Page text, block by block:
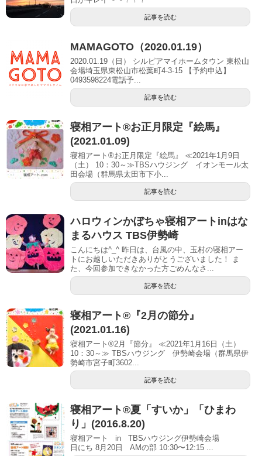
記事を読む
MAMAGOTO（2020.01.19）
2020.01.19（日） シルピアマイホームタウン 東松山
会場埼玉県東松山市松葉町4-3-15 【予約申込】
0493598224電話予...
記事を読む
寝相アート®お正月限定『絵馬』
(2021.01.09)
寝相アート®お正月限定『絵馬』 ≪2021年1月9日
（土） 10：30～≫TBSハウジング イオンモール太
田会場（群馬県太田市下小...
記事を読む
ハロウィンかぼちゃ寝相アートinはな
まるハウス TBS伊勢崎
こんにちは^_^ 昨日は、台風の中、玉村の寝相アー
トにお越しいただきありがとうございました！ ま
た、今回参加できなかった方ごめんなさ...
記事を読む
寝相アート®『2月の節分』
(2021.01.16)
寝相アート®2月『節分』 ≪2021年1月16日（土）
10：30～≫ TBSハウジング 伊勢崎会場（群馬県伊
勢崎市宮子町3602...
記事を読む
寝相アート®夏「すいか」「ひまわ
り」(2016.8.20)
寝相アート in TBSハウジング伊勢崎会場
日にち 8月20日 AMの部 10:30〜12:15 ...